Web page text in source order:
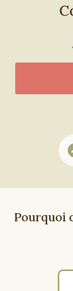
Pourquoi